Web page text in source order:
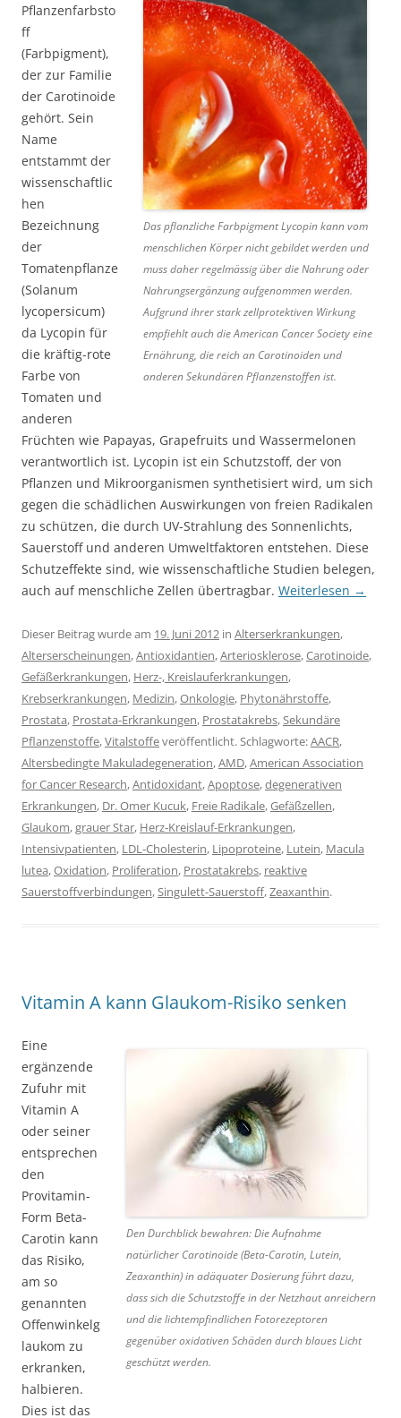
Das pflanzliche Farbpigment Lycopin kann vom
menschlichen Körper nicht gebildet werden und
muss daher regelmässig über die Nahrung oder
Nahrungsergänzung aufgenommen werden.
Aufgrund ihrer stark zellprotektiven Wirkung
empfiehlt auch die American Cancer Society eine
Ernährung, die reich an Carotinoiden und
anderen Sekundären Pflanzenstoffen ist.
Pflanzenfarbsto
ff
(Farbpigment),
der zur Familie
der Carotinoide
gehört. Sein
Name
entstammt der
wissenschaftlic
hen
Bezeichnung
der
Tomatenpflanze
(Solanum
lycopersicum)
da Lycopin für
die kräftig-rote
Farbe von
Tomaten und
anderen
Früchten wie Papayas, Grapefruits und Wassermelonen
verantwortlich ist. Lycopin ist ein Schutzstoff, der von
Pflanzen und Mikroorganismen synthetisiert wird, um sich
gegen die schädlichen Auswirkungen von freien Radikalen
zu schützen, die durch UV-Strahlung des Sonnenlichts,
Sauerstoff und anderen Umweltfaktoren entstehen. Diese
Schutzeffekte sind, wie wissenschaftliche Studien belegen,
auch auf menschliche Zellen übertragbar. Weiterlesen →
Dieser Beitrag wurde am 19. Juni 2012 in Alterserkrankungen,
Alterserscheinungen,Antioxidantien,Arteriosklerose,Carotinoide,
Gefäßerkrankungen, Herz-, Kreislauferkrankungen,
Krebserkrankungen, Medizin,Onkologie, Phytonährstoffe,
Prostata, Prostata-Erkrankungen, Prostatakrebs,Sekundäre
Pflanzenstoffe,Vitalstoffeveröffentlicht. Schlagworte:AACR,
Altersbedingte Makuladegeneration,AMD,American Association
for Cancer Research,Antidoxidant,Apoptose,degenerativen
Erkrankungen, Dr. Omer Kucuk, Freie Radikale,Gefäßzellen,
Glaukom,grauer Star, Herz-Kreislauf-Erkrankungen,
Intensivpatienten, LDL-Cholesterin, Lipoproteine, Lutein, Macula
lutea,Oxidation, Proliferation, Prostatakrebs, reaktive
Sauerstoffverbindungen,Singulett-Sauerstoff,Zeaxanthin.
Vitamin A kann Glaukom-Risiko senken
Den Durchblick bewahren: Die Aufnahme
natürlicher Carotinoide (Beta-Carotin, Lutein,
Zeaxanthin) in adäquater Dosierung führt dazu,
dass sich die Schutzstoffe in der Netzhaut anreichern
und die lichtempfindlichen Fotorezeptoren
gegenüber oxidativen Schäden durch blaues Licht
geschützt werden.
Eine
ergänzende
Zufuhr mit
Vitamin A
oder seiner
entsprechen
den
Provitamin-
Form Beta-
Carotin kann
das Risiko,
am so
genannten
Offenwinkelg
laukom zu
erkranken,
halbieren.
Dies ist das